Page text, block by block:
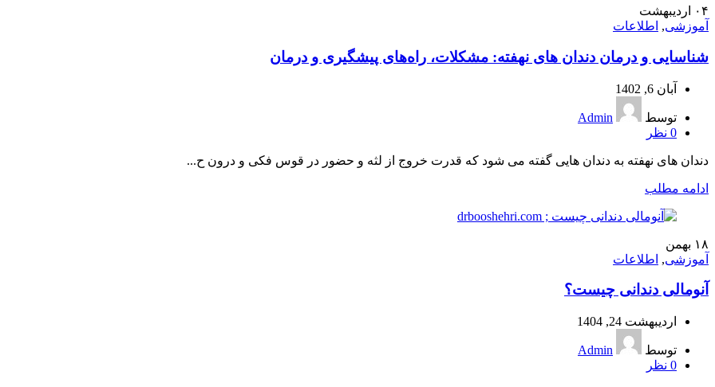
۰۴
اردیبهشت
آموزشی, اطلاعات
شناسایی و درمان دندان‌ های نهفته: مشکلات، راه‌های پیشگیری و درمان
آبان 6, 1402
توسط
Admin
0 نظر
دندان های نهفته به دندان هایی گفته می شود که قدرت خروج از لثه و حضور در قوس فکی و درون ح...
ادامه مطلب
۱۸ بهمن
آموزشی, اطلاعات
آنومالی دندانی چیست؟
اردیبهشت 24, 1404
توسط
Admin
0 نظر